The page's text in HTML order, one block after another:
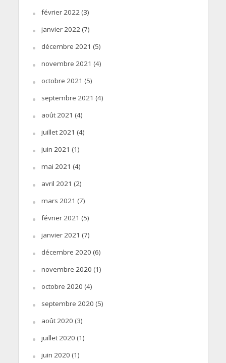
février 2022(3)
janvier 2022(7)
décembre 2021 (5)
novembre 2021 (4)
octobre 2021 (5)
septembre 2021 (4)
août 2021 (4)
juillet 2021 (4)
juin 2021 (1)
mai 2021 (4)
avril 2021 (2)
mars 2021 (7)
février 2021 (5)
janvier 2021 (7)
décembre 2020 (6)
novembre 2020 (1)
octobre 2020 (4)
septembre 2020 (5)
août 2020 (3)
juillet 2020 (1)
juin 2020 (1)